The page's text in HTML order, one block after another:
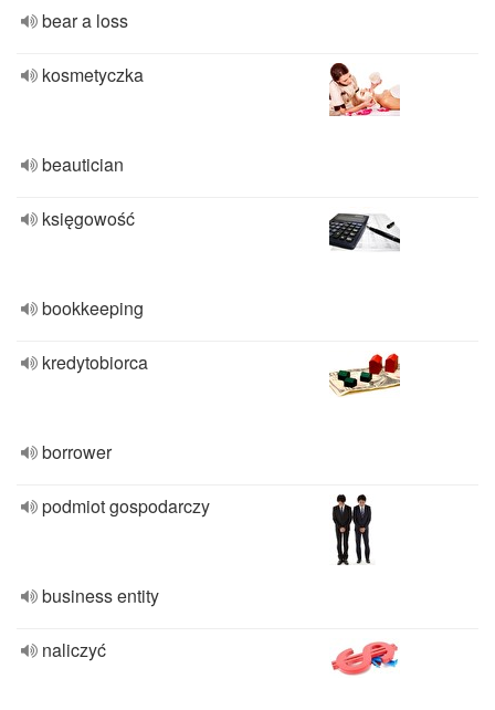
bear a loss
kosmetyczka
beautician
księgowość
bookkeeping
kredytobiorca
borrower
podmiot gospodarczy
business entity
naliczyć